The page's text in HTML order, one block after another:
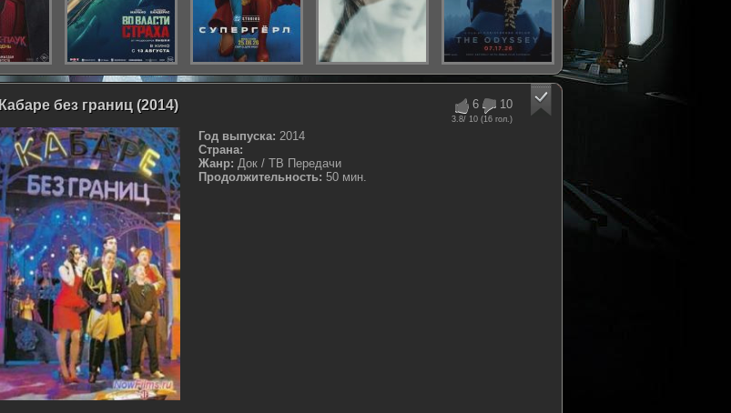
6 10
3.8/ 10 (16 гол.)
Кабаре без границ (2014)
Год выпуска: 2014
Страна:
Жанр: Док / ТВ Передачи
Продолжительность: 50 мин.